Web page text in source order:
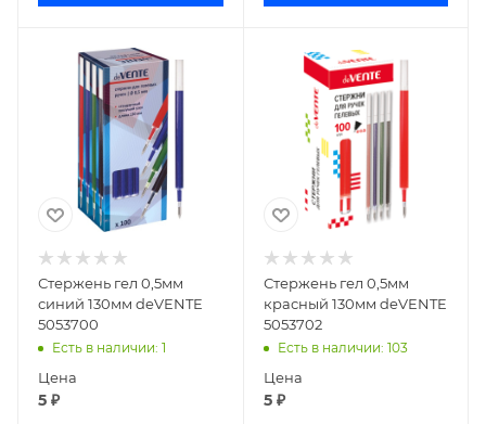
Стержень гел 0,5мм
синий 130мм deVENTE
5053700
Есть в наличии: 1
Цена
5 ₽
Стержень гел 0,5мм
красный 130мм deVENTE
5053702
Есть в наличии: 103
Цена
5₽